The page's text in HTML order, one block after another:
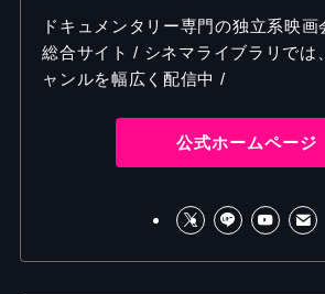
ドキュメンタリー専門の独立系映画
総合サイト / シネマライブラリでは
ャンルを幅広く配信中 /
公式ホームページ